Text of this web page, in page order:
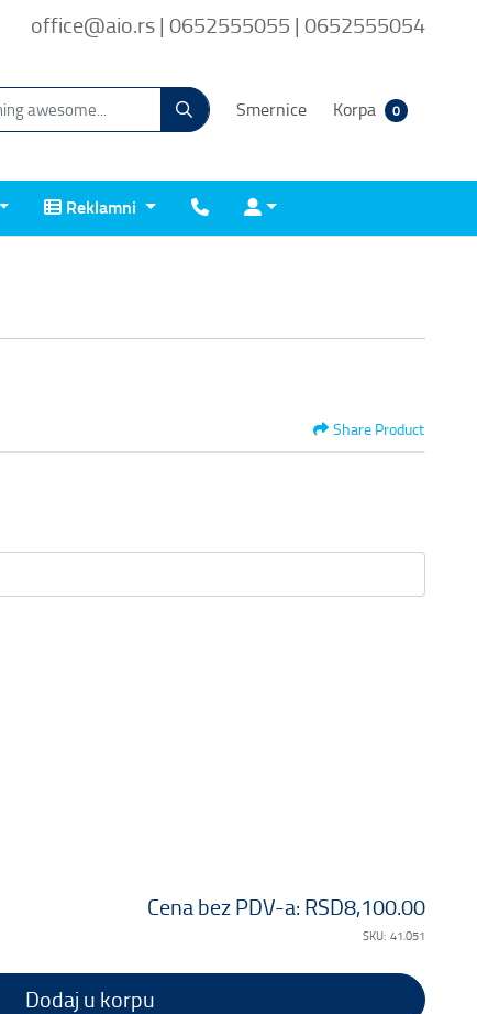
office@aio.rs | 0652555055 | 0652555054
Smernice Korpa 0
Reklamni
Reklamni KontaktPrijava
Share Product
Cena bez PDV-a: RSD8,100.00
SKU: 41.051
Dodaj u korpu